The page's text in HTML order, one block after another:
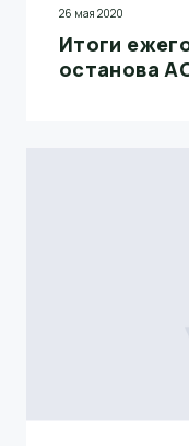
26 мая 2020
Итоги
останова